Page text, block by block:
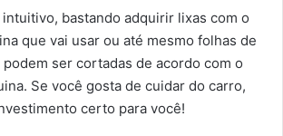
bastando adquirir lixas com o
que vai usar ou até mesmo folhas de
ser cortadas de acordo com o
Se você gosta de cuidar do carro,
certo para você!